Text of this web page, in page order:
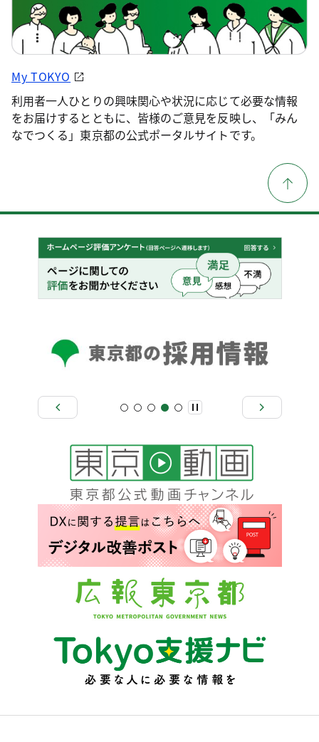
My TOKYO
利用者一人ひとりの興味関心や状況に応じて必要な情報
をお届けするとともに、皆様のご意見を反映し、「みん
なでつくる」東京都の公式ポータルサイトです。